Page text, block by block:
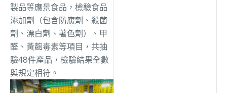
製品等應景食品，檢驗食品
添加劑（包含防腐劑、殺菌
劑、漂白劑、著色劑）、甲
醛、黃麴毒素等項目，共抽
驗48件產品，檢驗結果全數
與規定相符。